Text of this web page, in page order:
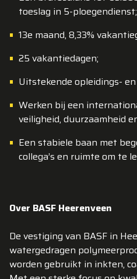
toeslag in 5-ploegendienst;
13e maand, 8,33%
25 vakantiedagen;
Uitstekende opleidings-
Werken bij een
veiligheid, duurzaamheid
Een stabiele baan met
collega’s en ruimte om te
Over BASF Heerenveen
De vestiging van BASF in
watergedragen
worden gebruikt in inkten,